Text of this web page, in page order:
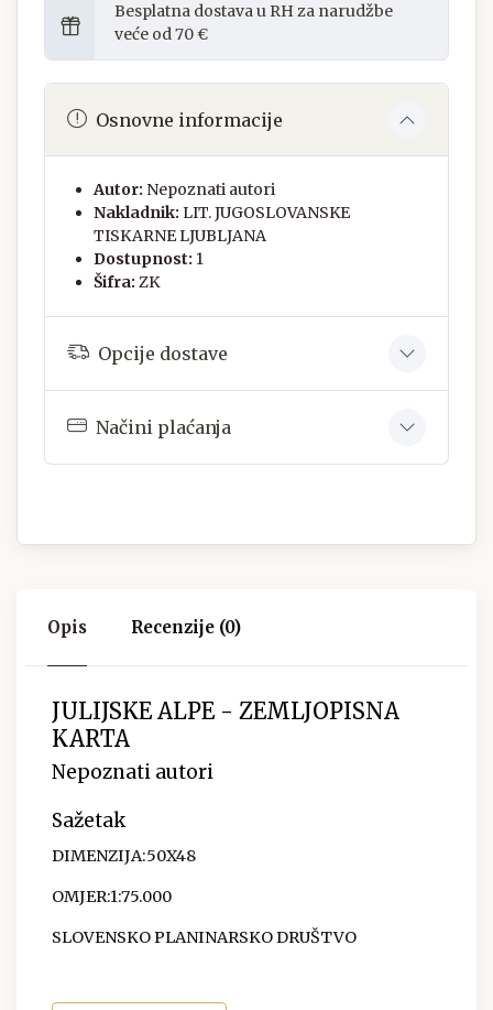
Besplatna dostava u RH za narudžbe
veće od 70 €
Osnovne informacije
Autor: Nepoznati autori
Nakladnik: LIT. JUGOSLOVANSKE
TISKARNE LJUBLJANA
Dostupnost: 1
Šifra: ZK
Opcije dostave
Načini plaćanja
Opis Recenzije (0)
JULIJSKE ALPE - ZEMLJOPISNA
KARTA
Nepoznati autori
Sažetak
DIMENZIJA:50X48
OMJER:1:75.000
SLOVENSKO PLANINARSKO DRUŠTVO